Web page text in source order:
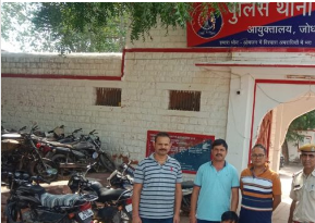
d
a
n
e
m
a
i
l